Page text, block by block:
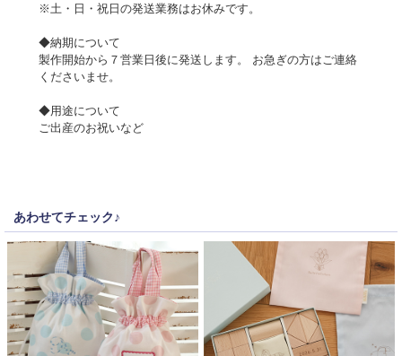
※土・日・祝日の発送業務はお休みです。
◆納期について
製作開始から７営業日後に発送します。 お急ぎの方はご連絡
くださいませ。
◆用途について
ご出産のお祝いなど
あわせてチェック♪